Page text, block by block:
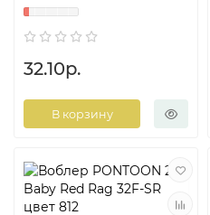
32.10р.
В корзину